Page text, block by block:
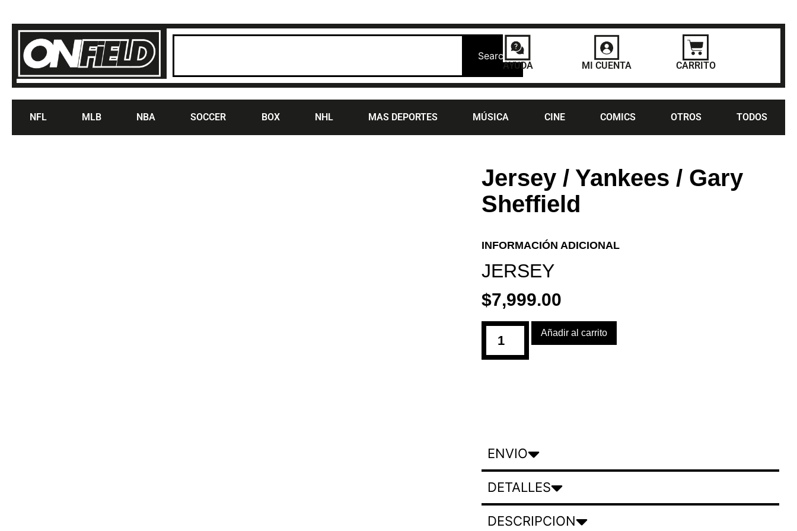
Search
AYUDA MI CUENTA CARRITO
NFL MLB NBA SOCCER BOX NHL MAS DEPORTES MÚSICA CINE COMICS OTROS TODOS
Jersey / Yankees / Gary
Sheffield
INFORMACIÓN ADICIONAL
JERSEY
$7,999.00
Añadir al carrito
ENVIO
DETALLES
DESCRIPCION